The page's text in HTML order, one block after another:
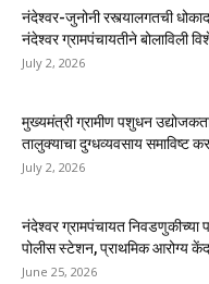
नंदेश्वर-जुनोनी रस्त्यालगतची
नंदेश्वर ग्रामपंचायतीने बोलाविली
July 2, 2026
मुख्यमंत्री ग्रामीण पशुधन
तालुक्याचा दुग्धव्यवसाय समाविष्ट
July 2, 2026
नंदेश्वर ग्रामपंचायत निवडणुकीच्या
पोलीस स्टेशन, प्राथमिक आरोग्य
June 25, 2026